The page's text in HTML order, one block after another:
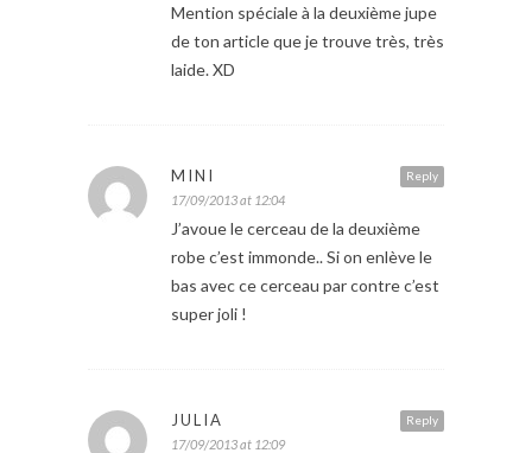
Mention spéciale à la deuxième jupe
de ton article que je trouve très, très
laide. XD
Reply
MINI
17/09/2013 at 12:04
J’avoue le cerceau de la deuxième
robe c’est immonde.. Si on enlève le
bas avec ce cerceau par contre c’est
super joli !
Reply
JULIA
17/09/2013 at 12:09